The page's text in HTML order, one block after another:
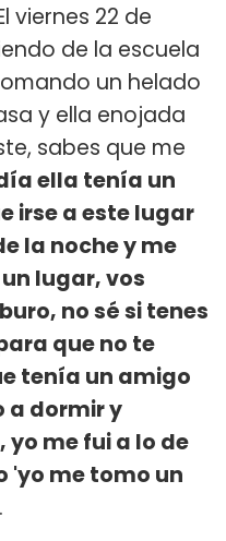
viernes 22 de
de la escuela
un helado
y ella enojada
sabes que me
ella tenía un
irse a este lugar
la noche y me
lugar, vos
no sé si tenes
que no te
tenía un amigo
a dormir y
me fui a lo de
'yo me tomo un